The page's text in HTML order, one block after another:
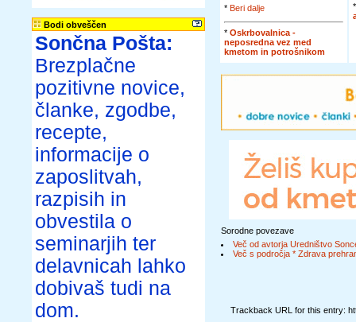
Bodi obveščen
Sončna Pošta:
Brezplačne
pozitivne novice,
članke, zgodbe,
recepte,
informacije o
zaposlitvah,
razpisih in
obvestila o
seminarjih ter
delavnicah lahko
dobivaš tudi na
dom.
* Beri dalje
* Oskrbovalnica -
neposredna vez med
kmetom in potrošnikom
Sorodne povezave
Več od avtorja Uredništvo
Več s področja * Zdrava
Trackback URL for this entry: